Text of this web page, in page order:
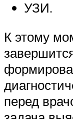
УЗИ.
К этому
перед